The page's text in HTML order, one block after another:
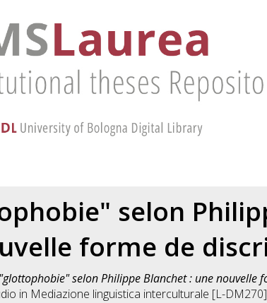
selon
forme de
selon Philippe Blanchet : une nouvelle
in Mediazione linguistica interculturale [L-